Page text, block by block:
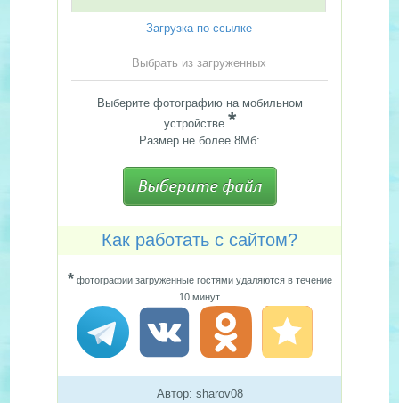
Загрузка по ссылке
Выбрать из загруженных
Выберите фотографию на мобильном
устройстве.*
Размер не более 8Мб:
Как работать с сайтом?
*фотографии загруженные гостями удаляются в течение
10 минут
Автор: sharov08